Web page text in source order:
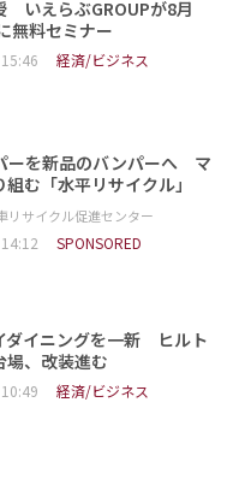
いえらぶGROUPが8月
無料セミナー
経済/ビジネス
ーを新品のバンパーへ マ
む「水平リサイクル」
リサイクル促進センター
SPONSORED
ダイニングを一新 ヒルト
場、改装進む
経済/ビジネス